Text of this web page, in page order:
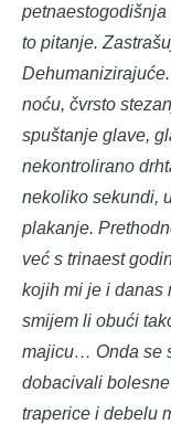
to pitanje.
noću, čvrsto
spuštanje glave,
nekontrolirano
nekoliko sekundi,
plakanje.
već s trinaest
kojih mi je i danas
smijem li obući
majicu… Onda se
dobacivali
traperice i debelu